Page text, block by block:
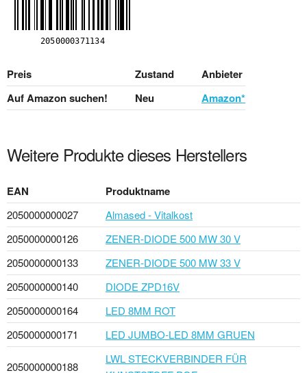
Preis Zustand
Anbieter
Auf Amazon suchen!
Neu Amazon*
Weitere Produkte dieses Herstellers
EAN Produktname
2050000000027
Almased - Vitalkost
2050000000126
ZENER-DIODE 500 MW 30 V
2050000000133
ZENER-DIODE 500 MW 33 V
2050000000140
DIODE ZPD16V
2050000000164
LED 8MM ROT
2050000000171
LED JUMBO-LED 8MM GRUEN
2050000000188
LWL STECKVERBINDER FÜR